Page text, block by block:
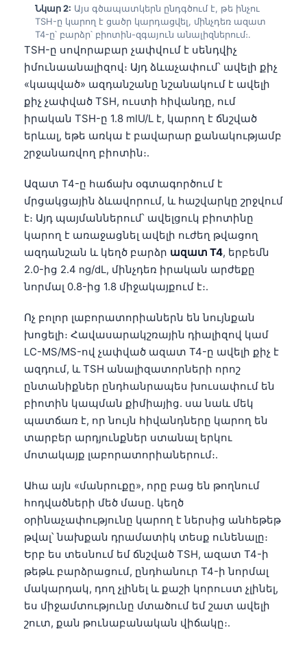
Նկար 2: Այս գծապատկերն ընդգծում է, թե ինչու
TSH-ը կարող է ցածր կարդացվել, մինչդեռ ազատ
T4-ը՝ բարձր՝ բիոտին-զգայուն անալիզներում։.
TSH-ը սովորաբար չափվում է սենդվիչ
իմունաանալիզով։ Այդ ձևաչափում՝ ավելի քիչ
«կապված» ազդանշանը նշանակում է ավելի
քիչ չափված TSH, ուստի հիվանդը, ում
իրական TSH-ը 1.8 mIU/L է, կարող է ճնշված
երևալ, եթե առկա է բավարար քանակությամբ
շրջանառվող բիոտին։.
Ազատ T4-ը հաճախ օգտագործում է
մրցակցային ձևավորում, և հաշվարկը շրջվում
է։ Այդ պայմաններում՝ ավելցուկ բիոտինը
կարող է առաջացնել ավելի ուժեղ թվացող
ազդանշան և կեղծ բարձր ազատ T4, երբեմն
2.0-ից 2.4 ng/dL, մինչդեռ իրական արժեքը
նորմալ 0.8-ից 1.8 միջակայքում է։.
Ոչ բոլոր լաբորատորիաներն են նույնքան
խոցելի։ Հավասարակշռային դիալիզով կամ
LC-MS/MS-ով չափված ազատ T4-ը ավելի քիչ է
ազդում, և TSH անալիզատորների որոշ
ընտանիքներ ընդհանրապես խուսափում են
բիոտին կապման քիմիայից. սա նաև մեկ
պատճառ է, որ նույն հիվանդները կարող են
տարբեր արդյունքներ ստանալ երկու
մոտակայք լաբորատորիաներում։.
Ահա այն «մանրուքը», որը բաց են թողնում
հոդվածների մեծ մասը. կեղծ
օրինաչափությունը կարող է ներսից անհեթեթ
թվալ՝ նախքան դրամատիկ տեսք ունենալը։
Երբ ես տեսնում եմ ճնշված TSH, ազատ T4-ի
թեթև բարձրացում, ընդհանուր T4-ի նորմալ
մակարդակ, դող չլինել և քաշի կորուստ չլինել,
ես միջամտությունը մտածում եմ շատ ավելի
շուտ, քան թունաբանական վիճակը։.